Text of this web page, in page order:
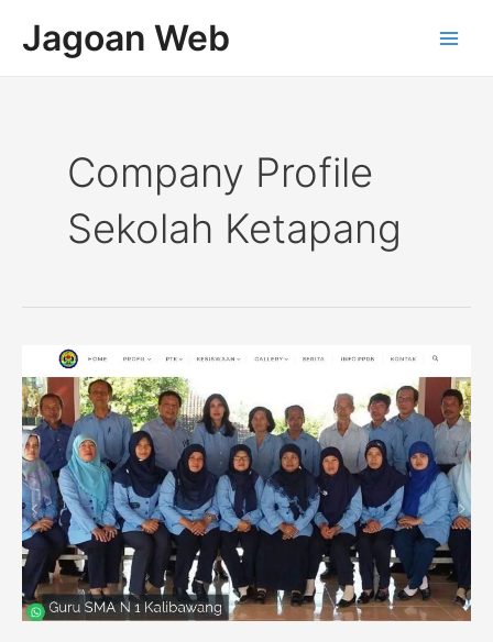
Jagoan Web
Company Profile
Sekolah Ketapang
Company
Profile
Sekolah
SMAN
1
Kalibawang